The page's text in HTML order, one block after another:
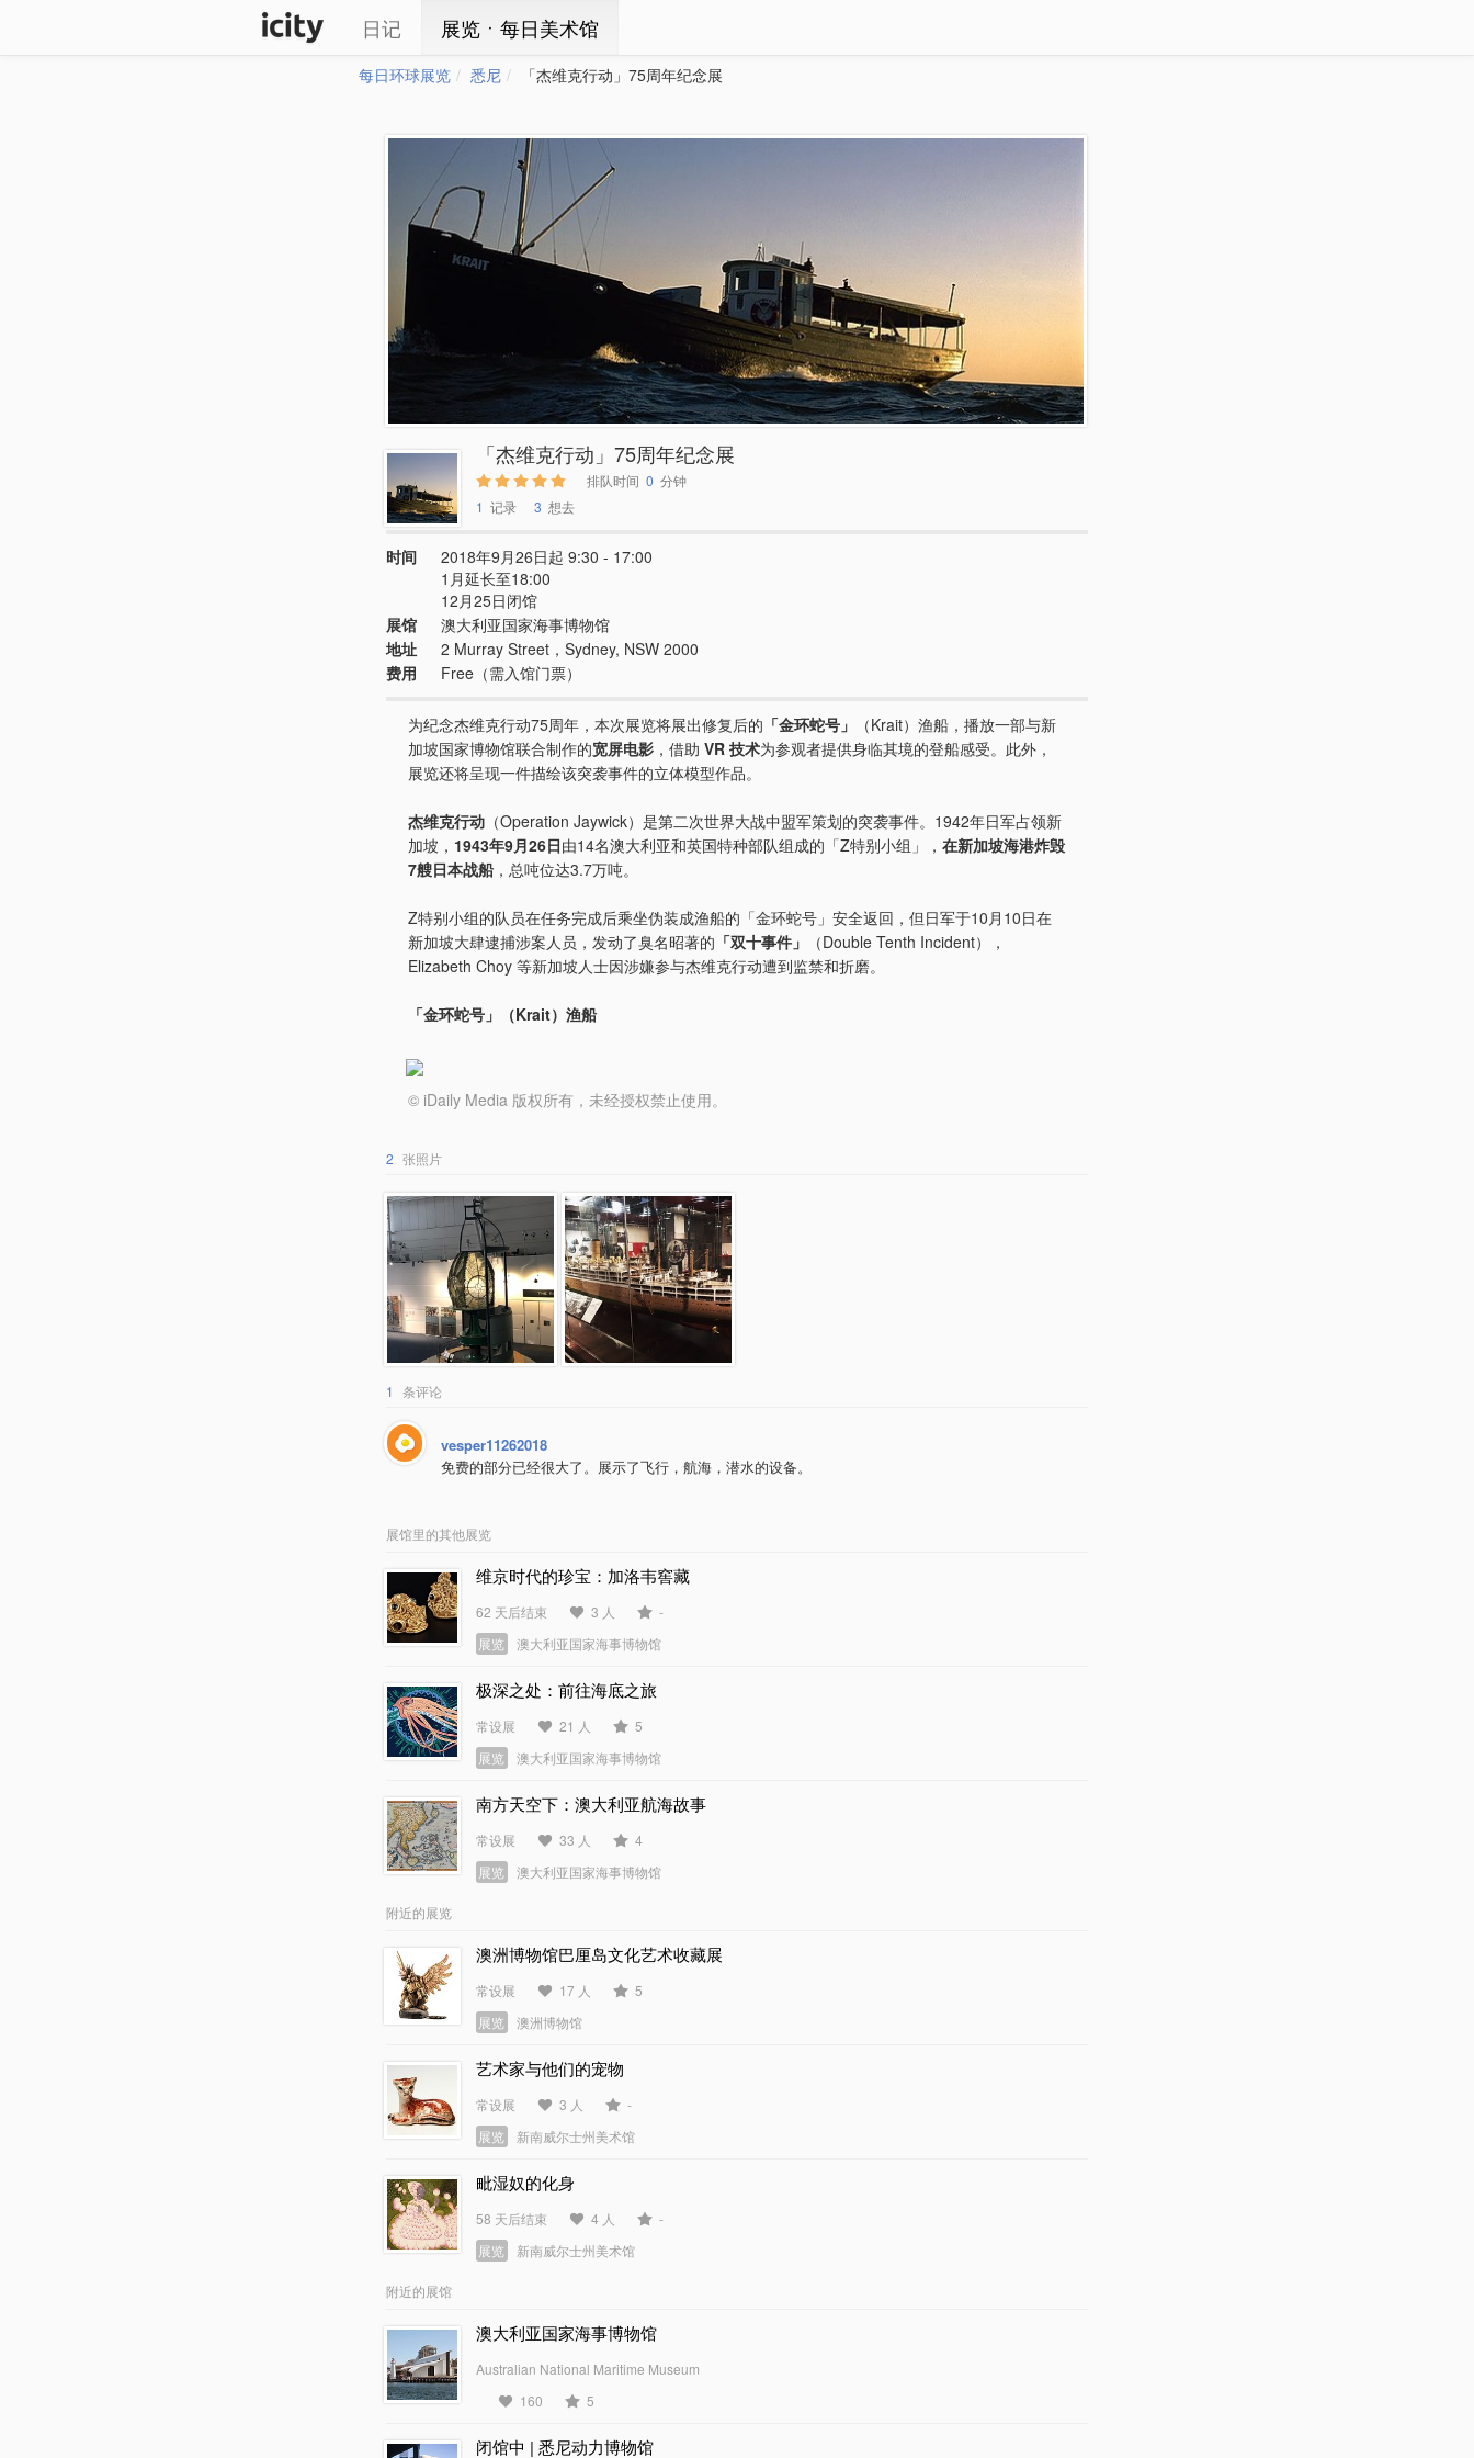
日记 展览ㆍ每日美术馆
每日环球展览 悉尼 「杰维克行动」75周年纪念展
「杰维克行动」75周年纪念展
排队时间 0 分钟
1 记录 3 想去
时间
2018年9月26日起 9:30 - 17:00
1月延长至18:00
12月25日闭馆
展馆
澳大利亚国家海事博物馆
地址
2 Murray Street，Sydney, NSW 2000
费用
Free（需入馆门票）
为纪念杰维克行动75周年，本次展览将展出修复后的 「金环蛇号」
（Krait）渔船，播放一部与新
加坡国家博物馆联合制作的宽屏电影 ，借助 VR 技术为参观者提供身临其境的登船感受。此外，
展览还将呈现一件描绘该突袭事件的立体模型作品。
杰维克行动 （Operation Jaywick）是第二次世界大战中盟军策划的突袭事件。1942年日军占领新
加坡， 1943年9月26日由14名澳大利亚和英国特种部队组成的「Z特别小组」， 在新加坡海港炸毁
7艘日本战船 ，总吨位达3.7万吨。
Z特别小组的队员在任务完成后乘坐伪装成渔船的「金环蛇号」安全返回，但日军于10月10日在
新加坡大肆逮捕涉案人员，发动了臭名昭著的 「双十事件」
（Double Tenth Incident），
Elizabeth Choy 等新加坡人士因涉嫌参与杰维克行动遭到监禁和折磨。
「金环蛇号」（Krait）渔船
© iDaily Media 版权所有，未经授权禁止使用。
2 张照片
1 条评论
vesper11262018
免费的部分已经很大了。展示了飞行，航海，潜水的设备。
展馆里的其他展览
维京时代的珍宝：加洛韦窖藏
62 天后结束 3 人
-
展览
澳大利亚国家海事博物馆
极深之处：前往海底之旅
常设展 21 人
5
展览
澳大利亚国家海事博物馆
南方天空下：澳大利亚航海故事
常设展 33 人
4
展览
澳大利亚国家海事博物馆
附近的展览
澳洲博物馆巴厘岛文化艺术收藏展
常设展 17 人
5
展览
澳洲博物馆
艺术家与他们的宠物
常设展 3 人
-
展览
新南威尔士州美术馆
毗湿奴的化身
58 天后结束 4 人
-
展览
新南威尔士州美术馆
附近的展馆
澳大利亚国家海事博物馆
Australian National Maritime Museum
160
5
闭馆中 | 悉尼动力博物馆